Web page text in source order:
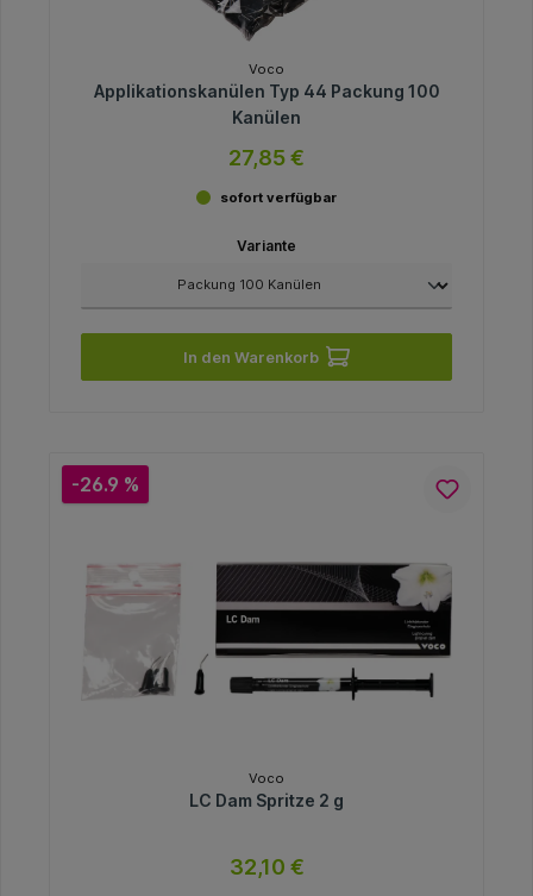
Voco
Applikationskanülen Typ 44 Packung 100
Kanülen
27,85 €
sofort verfügbar
Variante
In den Warenkorb
-26.9 %
Voco
LC Dam Spritze 2 g
32,10 €